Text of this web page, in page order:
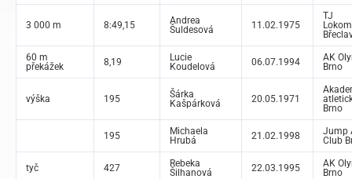
3 000 m 8:49,15
Andrea
Šuldesová
11.02.1975
TJ
60 m
překážek
8,19
Lucie
Koudelová
06.07.1994
AK
Brno
výška 195
Šárka
Kašpárková
20.05.1971
Brno
195
Michaela
Hrubá
21.02.1998
Jump
Club
tyč 427
Rebeka
Šilhanová
22.03.1995
AK
Brno